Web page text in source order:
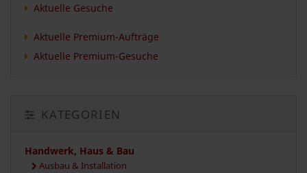
Aktuelle Gesuche
Aktuelle Premium-Aufträge
Aktuelle Premium-Gesuche
KATEGORIEN
Handwerk, Haus & Bau
Ausbau & Installation